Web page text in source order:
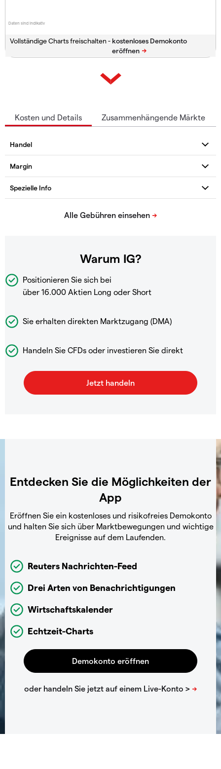
Daten sind indikativ
Vollständige Charts freischalten -
Kosten und Details Zusammenhängende Märkte
Warum IG?
Positionieren Sie sich bei
über 16.000 Aktien Long oder Short
Sie erhalten direkten Marktzugang (DMA)
Handeln Sie CFDs oder investieren Sie direkt
Entdecken Sie die Möglichkeiten der
App
Eröffnen Sie ein kostenloses und risikofreies Demokonto
und halten Sie sich über Marktbewegungen und wichtige
Ereignisse auf dem Laufenden.
Reuters Nachrichten-Feed
Drei Arten von Benachrichtigungen
Wirtschaftskalender
Echtzeit-Charts